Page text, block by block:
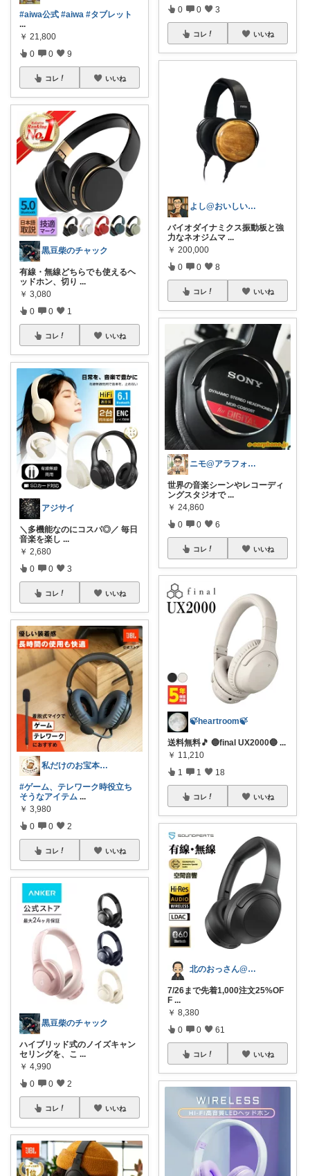
#aiwa公式 #aiwa #タブレット
...
￥ 21,800
0 0 9
コレ いいね
黒豆柴のチャック
有線・無線どちらでも使えるヘ
ッドホン、切り ...
￥ 3,080
0 0 1
コレ いいね
アジサイ
＼多機能なのにコスパ◎／ 毎日
音楽を楽し ...
￥ 2,680
0 0 3
コレ いいね
私だけのお宝本舗🍀経由購入いつも感謝！
#ゲーム、テレワーク時役立ち
そうなアイテム ...
￥ 3,980
0 0 2
コレ いいね
黒豆柴のチャック
ハイブリッド式のノイズキャン
セリングを、こ ...
￥ 4,990
0 0 2
コレ いいね
0 0 3
コレ いいね
よし@おいしいもの大好き
バイオダイナミクス振動板と強
力なネオジムマ ...
￥ 200,000
0 0 8
コレ いいね
ニモ@アラフォーこだわり男子
世界の音楽シーンやレコーディ
ングスタジオで ...
￥ 24,860
0 0 6
コレ いいね
🍃heartroom🍃
送料無料🎵 🔵final UX2000🔵 ...
￥ 11,210
1 1 18
コレ いいね
北のおっさん@ガジェット好き
7/26まで先着1,000注文25%OF
F ...
￥ 8,380
0 0 61
コレ いいね